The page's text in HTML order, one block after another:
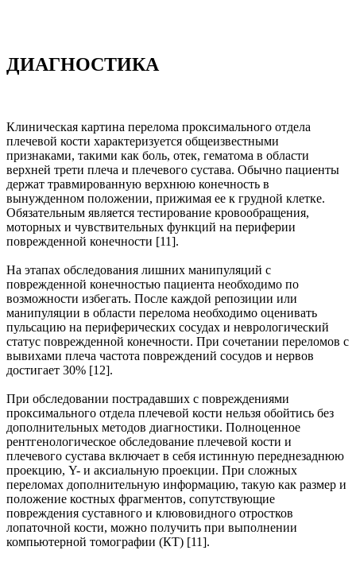
ДИАГНОСТИКА
Клиническая картина перелома проксимального отдела
плечевой кости характеризуется общеизвестными
признаками, такими как боль, отек, гематома в области
верхней трети плеча и плечевого сустава. Обычно пациенты
держат травмированную верхнюю конечность в
вынужденном положении, прижимая ее к грудной клетке.
Обязательным является тестирование кровообращения,
моторных и чувствительных функций на периферии
поврежденной конечности [11].
На этапах обследования лишних манипуляций с
поврежденной конечностью пациента необходимо по
возможности избегать. После каждой репозиции или
манипуляции в области перелома необходимо оценивать
пульсацию на периферических сосудах и неврологический
статус поврежденной конечности. При сочетании переломов с
вывихами плеча частота повреждений сосудов и нервов
достигает 30% [12].
При обследовании пострадавших с повреждениями
проксимального отдела плечевой кости нельзя обойтись без
дополнительных методов диагностики. Полноценное
рентгенологическое обследование плечевой кости и
плечевого сустава включает в себя истинную переднезаднюю
проекцию, Y- и аксиальную проекции. При сложных
переломах дополнительную информацию, такую как размер и
положение костных фрагментов, сопутствующие
повреждения суставного и клювовидного отростков
лопаточной кости, можно получить при выполнении
компьютерной томографии (КТ) [11].